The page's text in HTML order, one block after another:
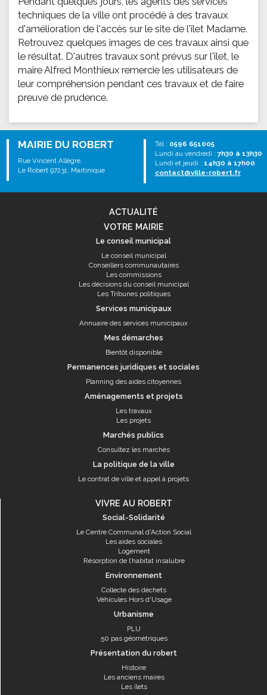
techniques de la ville ont procédé à des travaux
d'amélioration de l'accès sur le site de l'îlet Madame.
Retrouvez quelques images de ces travaux ainsi que
le résultat. D'autres travaux sont prévus sur l'îlet, le
maire Alfred Monthieux remercie les utilisateurs de
leur compréhension pendant ces travaux et de faire
preuve de prudence.
MAIRIE DU ROBERT
Rue Vincent Allègre,
Le Robert 97231, Martinique
Tél : 0596 651005
Lundi au vendredi : 7h30 à 13h30
Lundi et jeudi : 14h30 à 17h00
contact@ville-robert.fr
ACTUALITÉ
VOTRE MAIRIE
Le conseil municipal
Le conseil municipal
Conseillers communautaires
Les commissions
Les décisions du conseil municipal
Les Tribunes politiques
Services municipaux
Annuaire des services municipaux
Mes démarches
Bientôt disponible
Permanences juridiques et sociales
Planning des aides citoyennes
Aménagements et projets
Les travaux
Les projets
Marchés publics
Consultez les marchés
La politique de la ville
Le contrat de ville et appel à projets
VIVRE AU ROBERT
Social-Solidarité
Le Centre Communal d'Action Social
Les aides sociales
Logement
Résorption de l’habitat insalubre
Environnement
Collecte des déchets
Véhicules Hors d'Usage
Urbanisme
PLU
50 pas géométriques
Présentation du robert
Histoire
Les anciens maires
Les îlets